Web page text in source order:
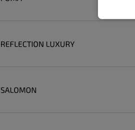
REFLECTION LUXURY
SALOMON